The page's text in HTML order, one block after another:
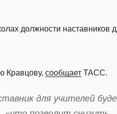
должности наставников
Кравцову, сообщает ТАСС.
для учителей